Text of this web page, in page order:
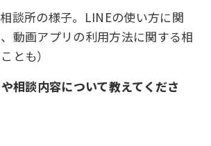
相談所の様子。LINEの使い方に関
動画アプリの利用方法に関する相
とも）
や相談内容について教えてくださ